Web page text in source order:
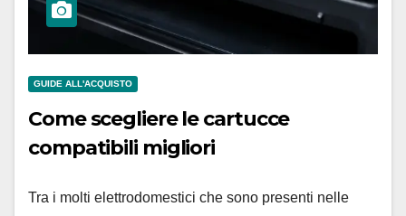
GUIDE ALL'ACQUISTO
Come scegliere le cartucce
compatibili migliori
Tra i molti elettrodomestici che sono presenti nelle